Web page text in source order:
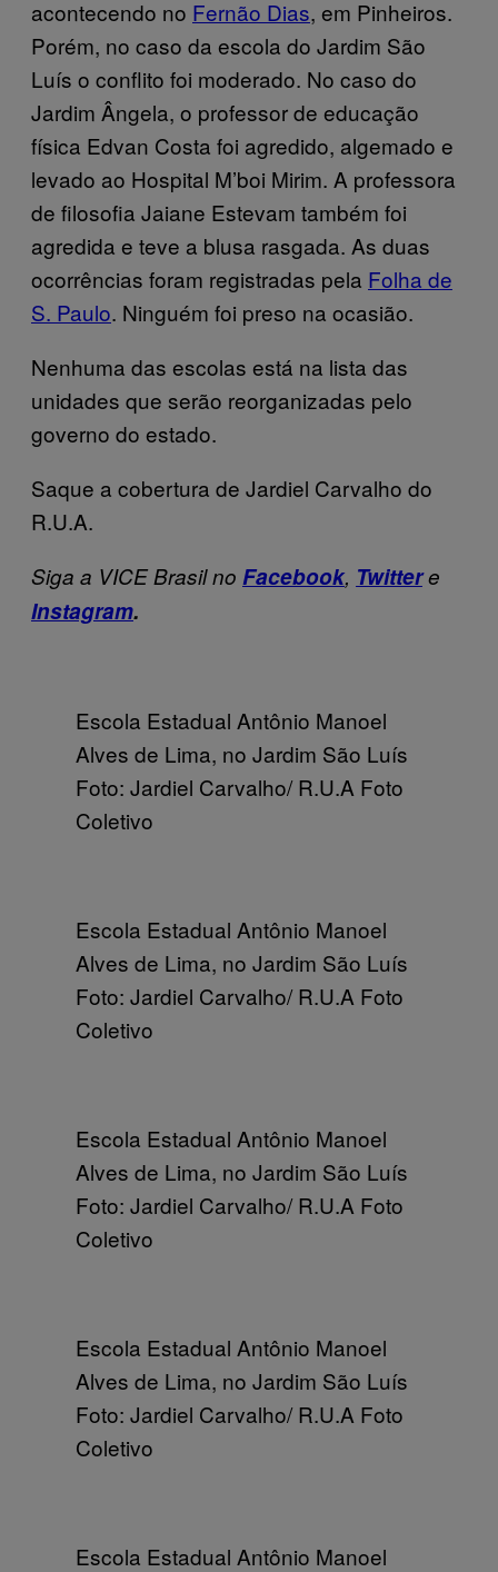
acontecendo no Fernão Dias, em Pinheiros.
Porém, no caso da escola do Jardim São
Luís o conflito foi moderado. No caso do
Jardim Ângela, o professor de educação
física Edvan Costa foi agredido, algemado e
levado ao Hospital M’boi Mirim. A professora
de filosofia Jaiane Estevam também foi
agredida e teve a blusa rasgada. As duas
ocorrências foram registradas pela Folha de
S. Paulo. Ninguém foi preso na ocasião.
Nenhuma das escolas está na lista das
unidades que serão reorganizadas pelo
governo do estado.
Saque a cobertura de Jardiel Carvalho do
R.U.A.
Siga a VICE Brasil no Facebook, Twittere
Instagram.
Escola Estadual Antônio Manoel
Alves de Lima, no Jardim São Luís
Foto: Jardiel Carvalho/ R.U.A Foto
Coletivo
Escola Estadual Antônio Manoel
Alves de Lima, no Jardim São Luís
Foto: Jardiel Carvalho/ R.U.A Foto
Coletivo
Escola Estadual Antônio Manoel
Alves de Lima, no Jardim São Luís
Foto: Jardiel Carvalho/ R.U.A Foto
Coletivo
Escola Estadual Antônio Manoel
Alves de Lima, no Jardim São Luís
Foto: Jardiel Carvalho/ R.U.A Foto
Coletivo
Escola Estadual Antônio Manoel